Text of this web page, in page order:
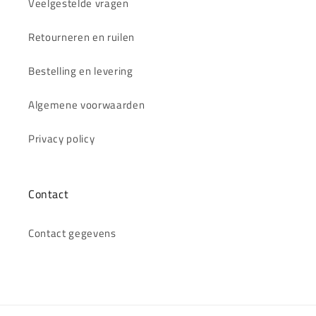
Retourneren en ruilen
Bestelling en levering
Algemene voorwaarden
Privacy policy
Contact
Contact gegevens